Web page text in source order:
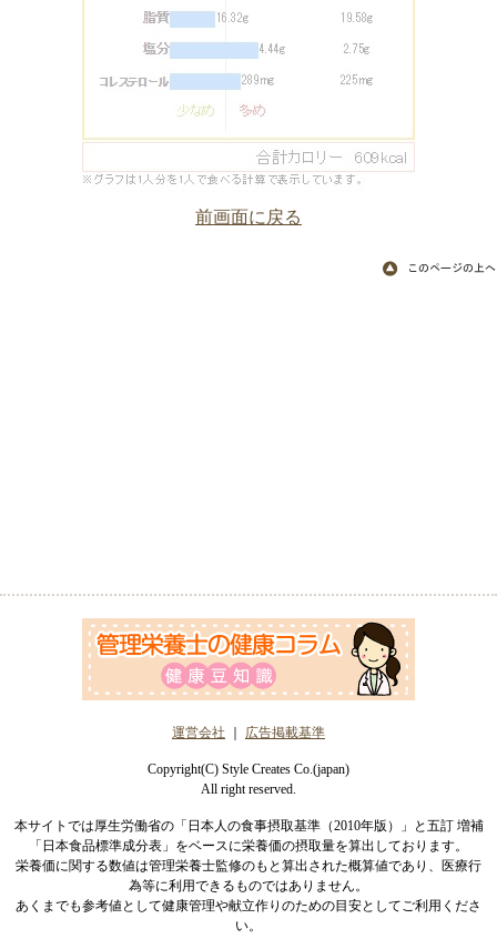
前画面に戻る
運営会社 広告掲載基準
Copyright(C) Style Creates Co.(japan)
All right reserved.
本サイトでは厚生労働省の「日本人の食事摂取基準（2010年版）」と五訂 増補
「日本食品標準成分表」をベースに栄養価の摂取量を算出しております。
栄養価に関する数値は管理栄養士監修のもと算出された概算値であり、医療行
為等に利用できるものではありません。
あくまでも参考値として健康管理や献立作りのための目安としてご利用くださ
い。